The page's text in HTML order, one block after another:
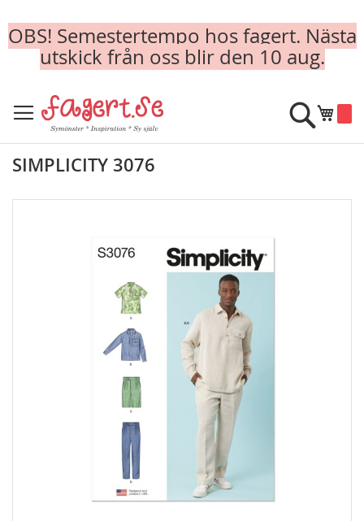
OBS! Semestertempo hos fagert. Nästa
utskick från oss blir den 10 aug.
to
Content
Min
Sök
SIMPLICITY 3076